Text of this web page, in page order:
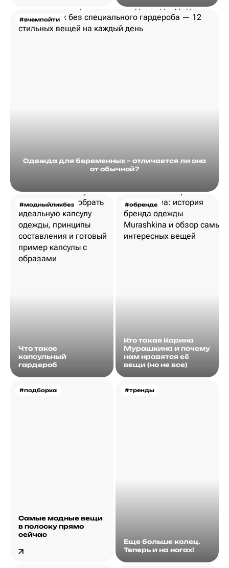
#вчемпойти
Одежда для беременных – отличается ли она
от обычной?
#модныйликбез
Что такое
капсульный
гардероб
#обренде
Кто такая Карина
Мурашкина и почему
нам нравятся её
вещи (но не все)
#подборка
Самые модные вещи
в полоску прямо
сейчас
#тренды
Еще больше колец.
Теперь и на ногах!